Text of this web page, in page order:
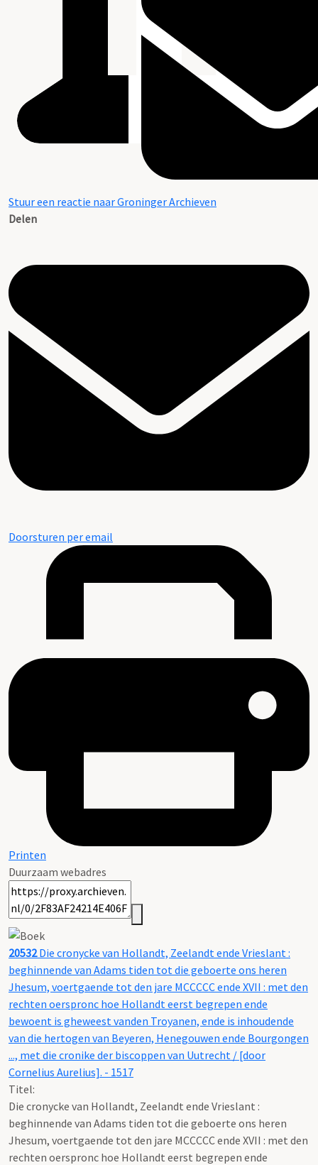
Stuur een reactie naar Groninger Archieven
Delen
Doorsturen per email
Printen
Duurzaam webadres
20532Die cronycke van Hollandt, Zeelandt ende Vrieslant :
beghinnende van Adams tiden tot die geboerte ons heren
Jhesum, voertgaende tot den jare MCCCCC ende XVII : met den
rechten oerspronc hoe Hollandt eerst begrepen ende
bewoent is gheweest vanden Troyanen, ende is inhoudende
van die hertogen van Beyeren, Henegouwen ende Bourgongen
..., met die cronike der biscoppen van Uutrecht / [door
Cornelius Aurelius]. - 1517
Titel:
Die cronycke van Hollandt, Zeelandt ende Vrieslant :
beghinnende van Adams tiden tot die geboerte ons heren
Jhesum, voertgaende tot den jare MCCCCC ende XVII : met den
rechten oerspronc hoe Hollandt eerst begrepen ende